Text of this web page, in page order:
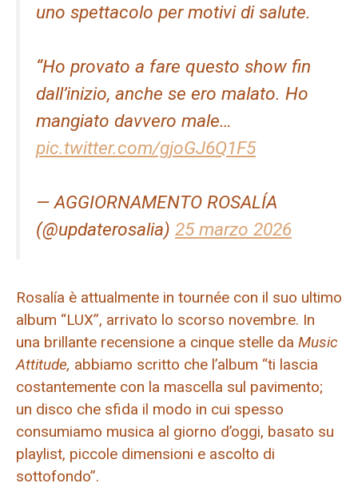
uno spettacolo per motivi di salute.
“Ho provato a fare questo show fin
dall’inizio, anche se ero malato. Ho
mangiato davvero male…
pic.twitter.com/gjoGJ6Q1F5
— AGGIORNAMENTO ROSALÍA
(@updaterosalia) 25 marzo 2026
Rosalía è attualmente in tournée con il suo ultimo
album “LUX”, arrivato lo scorso novembre. In
una brillante recensione a cinque stelle da Music
Attitude, abbiamo scritto che l’album “ti lascia
costantemente con la mascella sul pavimento;
un disco che sfida il modo in cui spesso
consumiamo musica al giorno d’oggi, basato su
playlist, piccole dimensioni e ascolto di
sottofondo”.